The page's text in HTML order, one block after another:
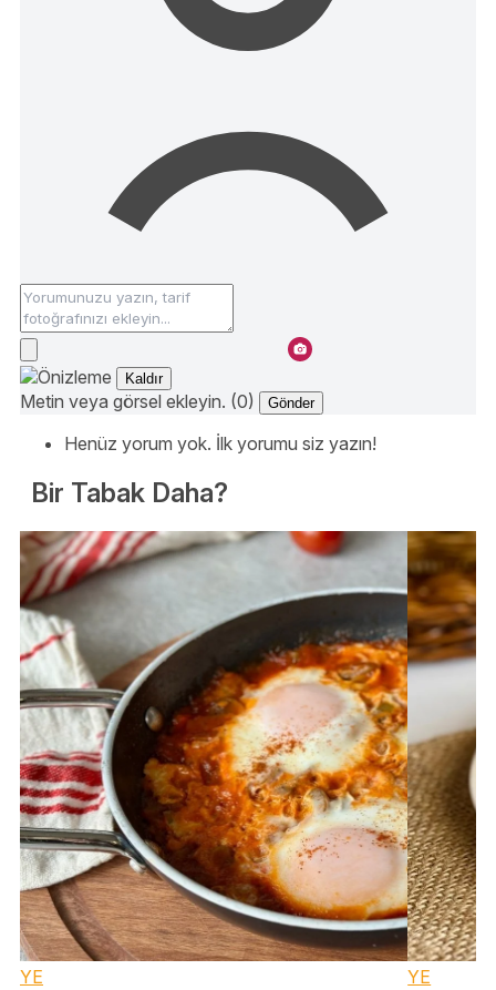
Kaldır
Metin veya görsel ekleyin. (0) Gönder
Henüz yorum yok. İlk yorumu siz yazın!
Bir Tabak Daha?
YE YE